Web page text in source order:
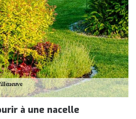
à une nacelle